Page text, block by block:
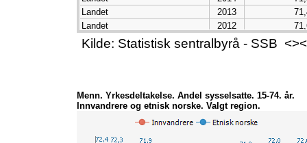
Landet
2013
Landet
2012
Landet
2011
2010
Kilde: Statistisk sentralbyrå - SSB
Menn. Yrkesdeltakelse. Andel sysselsatte. 15-74. år.
Innvandrere og etnisk norske. Valgt region.